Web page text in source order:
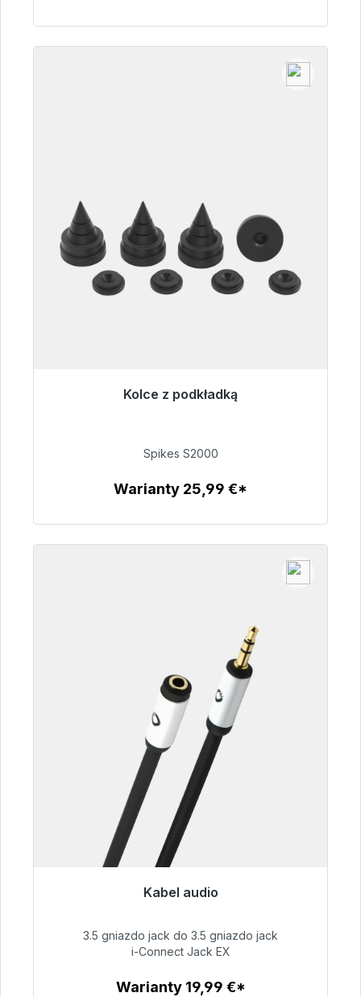
Kolce z podkładką
Gotowy do natychmiastowej wysyłki, czas
51,49 €
Spikes S2000
Warianty 25,99 €*
Kabel audio
Gotowy do natychmiastowej wysyłki, czas
51,99 €
3.5 gniazdo jack do 3.5 gniazdo jack
i-Connect Jack EX
Warianty 19,99 €*